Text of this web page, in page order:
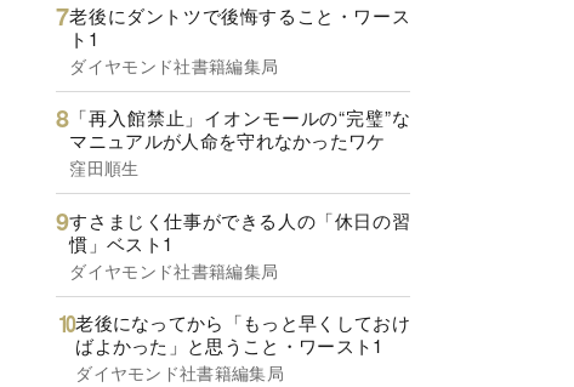
老後にダントツで後悔すること・ワース
ト1
ダイヤモンド社書籍編集局
「再入館禁止」イオンモールの“完璧”な
マニュアルが人命を守れなかったワケ
窪田順生
すさまじく仕事ができる人の「休日の習
慣」ベスト1
ダイヤモンド社書籍編集局
老後になってから「もっと早くしておけ
ばよかった」と思うこと・ワースト1
ダイヤモンド社書籍編集局